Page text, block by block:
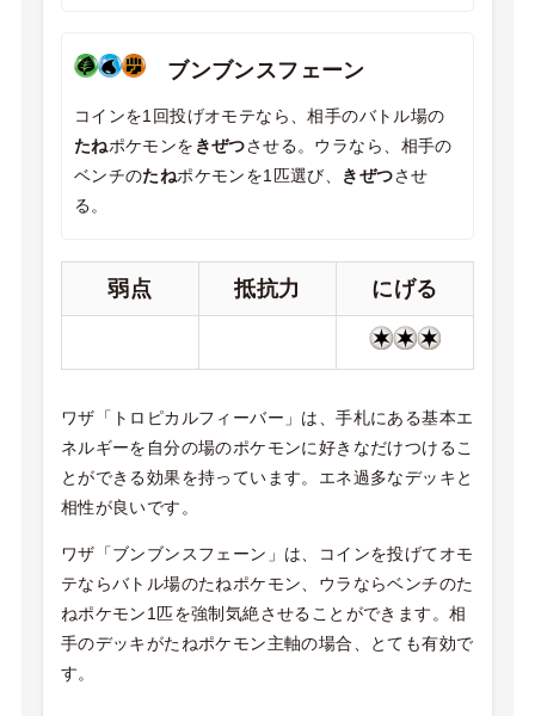
ブンブンスフェーン
コインを1回投げオモテなら、相手のバトル場の
たねポケモンを きぜつさせる。ウラなら、相手の
ベンチのたねポケモンを1匹選び、 きぜつさせ
る。
弱点 抵抗力 にげる
ワザ「トロピカルフィーバー」は、手札にある基本エ
ネルギーを自分の場のポケモンに好きなだけつけるこ
とができる効果を持っています。エネ過多なデッキと
相性が良いです。
ワザ「ブンブンスフェーン」は、コインを投げてオモ
テならバトル場のたねポケモン、ウラならベンチのた
ねポケモン1匹を強制気絶させることができます。相
手のデッキがたねポケモン主軸の場合、とても有効で
す。